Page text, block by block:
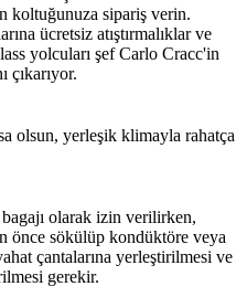
koltuğunuza sipariş verin.
ücretsiz atıştırmalıklar ve
yolcuları şef Carlo Cracc'in
çıkarıyor.
olsun, yerleşik klimayla rahatça
olarak izin verilirken,
önce sökülüp kondüktöre veya
çantalarına yerleştirilmesi ve
gerekir.